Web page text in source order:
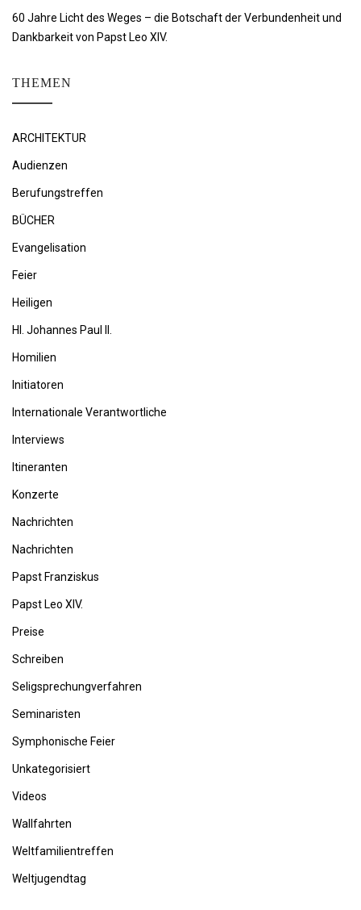
60 Jahre Licht des Weges – die Botschaft der Verbundenheit und
Dankbarkeit von Papst Leo XIV.
THEMEN
ARCHITEKTUR
Audienzen
Berufungstreffen
BÜCHER
Evangelisation
Feier
Heiligen
Hl. Johannes Paul II.
Homilien
Initiatoren
Internationale Verantwortliche
Interviews
Itineranten
Konzerte
Nachrichten
Nachrichten
Papst Franziskus
Papst Leo XIV.
Preise
Schreiben
Seligsprechungverfahren
Seminaristen
Symphonische Feier
Unkategorisiert
Videos
Wallfahrten
Weltfamilientreffen
Weltjugendtag